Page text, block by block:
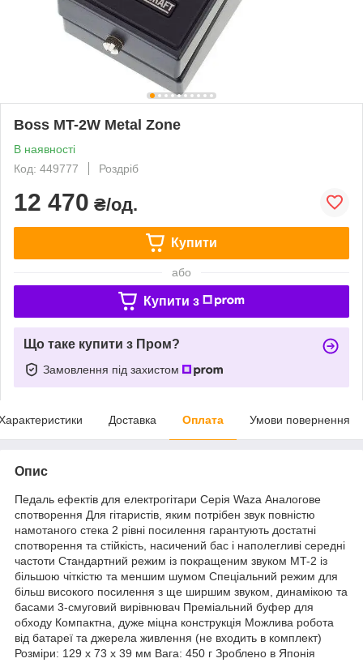
Boss MT-2W Metal Zone
В наявності
Код: 449777
Роздріб
12 470 ₴/од.
Купити
або
Купити з
Що таке купити з Пром?
Замовлення під захистом
Доставка Оплата Умови повернення
Опис
Педаль ефектів для електрогітари Серія Waza Аналогове
спотворення Для гітаристів, яким потрібен звук повністю
намотаного стека 2 рівні посилення гарантують достатні
спотворення та стійкість, насичений бас і наполегливі середні
частоти Стандартний режим із покращеним звуком MT-2 із
більшою чіткістю та меншим шумом Спеціальний режим для
більш високого посилення з ще ширшим звуком, динамікою та
басами 3-смуговий вирівнювач Преміальний буфер для
обходу Компактна, дуже міцна конструкція Можлива робота
від батареї та джерела живлення (не входить в комплект)
Розміри: 129 x 73 x 39 мм Вага: 450 г Зроблено в Японія